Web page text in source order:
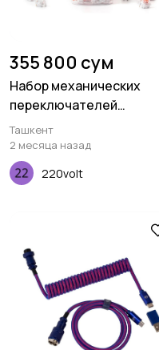
355 800 сум
Набор механических
переключателей
Keychron K Pro Silent Red,
110 pcs
Ташкент
2 месяца назад
220volt